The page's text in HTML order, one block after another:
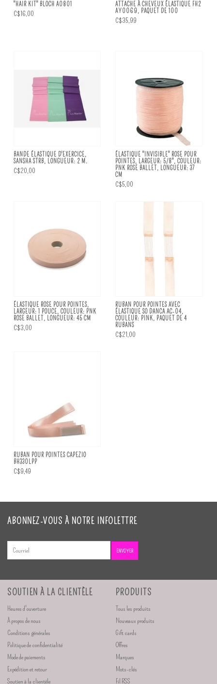
"HAIR KIT" BLOCH A0801
C$16,00
ATTACHE À CHEVEUX ÉLASTIQUE FH2
AY0069, PAQUET DE 100
C$35,99
BANDE ÉLASTIQUE D'EXERCICE,
SANSHA STRB, LONGUEUR: 2 M.
C$20,00
ÉLASTIQUE "INVISIBLE" ROSE POUR
POINTES, LARGEUR: 5/8", COULEUR:
PNK ROSE BALLET, LONGUEUR: 37
CM
C$5,00
ÉLASTIQUE ROSE POUR POINTES,
LARGEUR: 1 POUCE, COULEUR: PNK
ROSE BALLET, LONGUEUR: 45 CM
C$3,00
RUBAN POUR POINTES AVEC
ÉLASTIQUE SO DANCA AC-04,
COULEUR: PINK, PAQUET DE 4
RUBANS
C$21,00
RUBAN POUR POINTES CAPEZIO
BH330LPP
C$9,49
ABONNEZ-VOUS À NOTRE INFOLETTRE
ENVOYER
SOUTIEN À LA CLIENTÈLE
Heures d'ouverture
À propos de nous
Conditions générales
Politique de confidentialité
Mode de paiements
Expédition et retour
Soutien à la clientèle
PRODUITS
Tous les produits
Nouveaux produits
Gift cards
Offres
Marques
Mots-clés
Fil RSS